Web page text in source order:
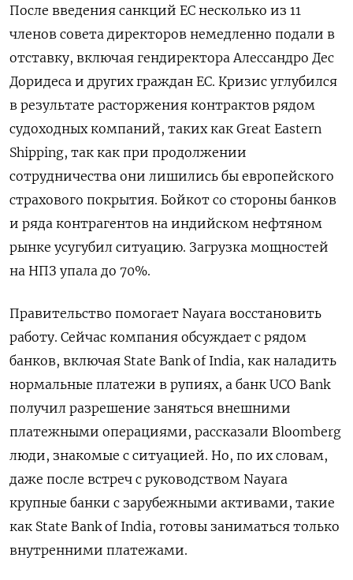
После введения санкций ЕС несколько из 11
членов совета директоров немедленно подали в
отставку, включая гендиректора Алессандро Дес
Доридеса и других граждан ЕС. Кризис углубился
в результате расторжения контрактов рядом
судоходных компаний, таких как Great Eastern
Shipping, так как при продолжении
сотрудничества они лишились бы европейского
страхового покрытия. Бойкот со стороны банков
и ряда контрагентов на индийском нефтяном
рынке усугубил ситуацию. Загрузка мощностей
на НПЗ упала до 70%.
Правительство помогает Nayara восстановить
работу. Сейчас компания обсуждает с рядом
банков, включая State Bank of India, как наладить
нормальные платежи в рупиях, а банк UCO Bank
получил разрешение заняться внешними
платежными операциями, рассказали Bloomberg
люди, знакомые с ситуацией. Но, по их словам,
даже после встреч с руководством Nayara
крупные банки с зарубежными активами, такие
как State Bank of India, готовы заниматься только
внутренними платежами.